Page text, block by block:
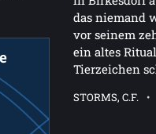
das niemand
vor seinem
ein altes
Tierzeichen
STORMS, C.F.